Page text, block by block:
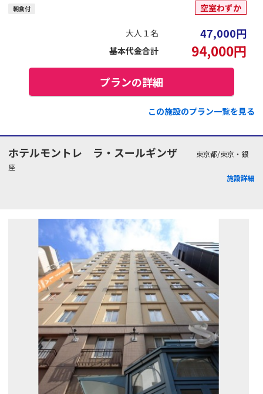
朝食付 空室わずか
大人１名 47,000円
基本代金合計 94,000円
プランの詳細
この施設のプラン一覧を見る
ホテルモントレ ラ・スールギンザ
東京都/東京・銀
座
施設詳細